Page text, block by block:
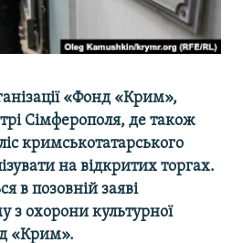
«Фонд «Крим»,
Сімферополя, де також
кримськотатарського
на відкритих торгах.
в позовній заяві
з охорони культурної
«Крим».